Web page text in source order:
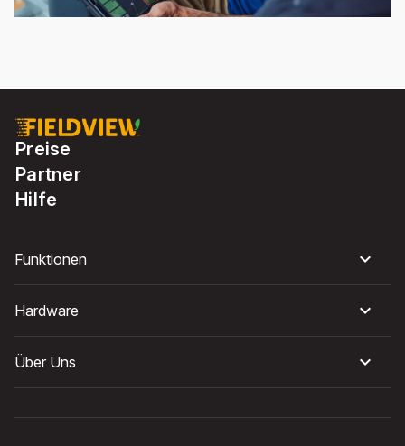
Preise
Partner
Hilfe
Funktionen
Hardware
Über Uns